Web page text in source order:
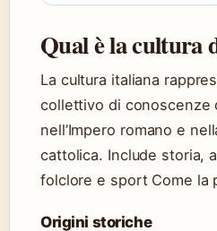
Qual è la cultura
La cultura italiana
collettivo di conoscenze
nell’Impero romano e
cattolica. Include storia,
folclore e sport Come la
Origini storiche